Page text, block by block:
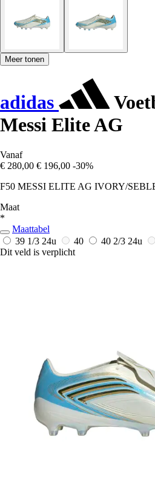
Meer tonen
adidas
Messi Elite AG
Vanaf
€ 280,00 € 196,00 -30%
F50 MESSI ELITE AG IVORY/
Maat
*
Maattabel
39 1/3 24u 40 40 2/3 24u
Dit veld is verplicht